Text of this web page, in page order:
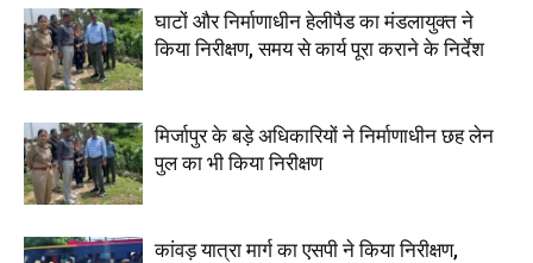
घाटों और निर्माणाधीन हेलीपैड का मंडलायुक्त ने
किया निरीक्षण, समय से कार्य पूरा कराने के निर्देश
मिर्जापुर के बड़े अधिकारियों ने निर्माणाधीन छह लेन
पुल का भी किया निरीक्षण
कांवड़ यात्रा मार्ग का एसपी ने किया निरीक्षण,